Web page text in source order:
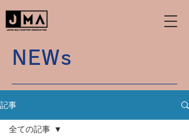
NEWs
記事
全ての記事